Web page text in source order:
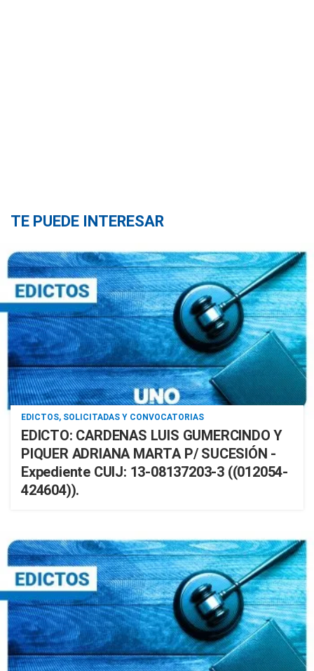
TE PUEDE INTERESAR
EDICTOS, SOLICITADAS Y CONVOCATORIAS
EDICTO: CARDENAS LUIS GUMERCINDO Y
PIQUER ADRIANA MARTA P/ SUCESIÓN -
Expediente CUIJ: 13-08137203-3 ((012054-
424604)).